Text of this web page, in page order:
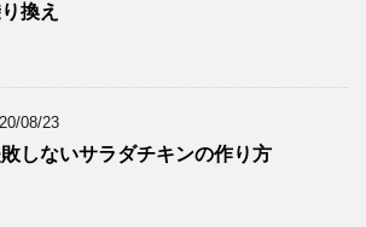
換え
08/23
しないサラダチキンの作り方